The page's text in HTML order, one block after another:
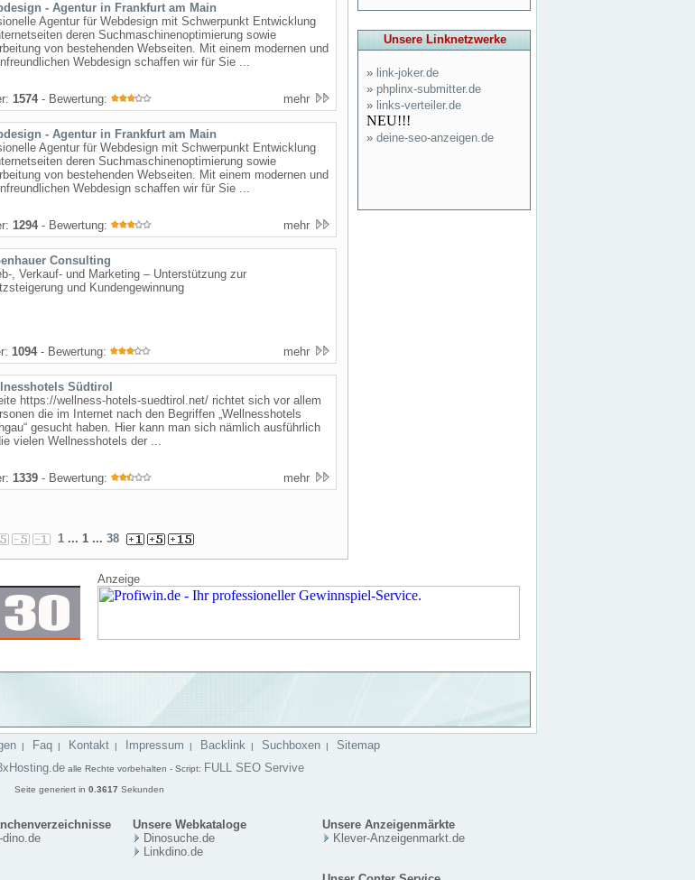
- Agentur in Frankfurt am Main
Agentur für Webdesign mit Schwerpunkt Entwicklung
deren Suchmaschinenoptimierung sowie
von bestehenden Webseiten. Mit einem modernen und
Webdesign schaffen wir für Sie ...
1574- Bewertung: mehr
- Agentur in Frankfurt am Main
Agentur für Webdesign mit Schwerpunkt Entwicklung
deren Suchmaschinenoptimierung sowie
von bestehenden Webseiten. Mit einem modernen und
Webdesign schaffen wir für Sie ...
1294- Bewertung: mehr
Consulting
, Verkauf- und Marketing – Unterstützung zur
und Kundengewinnung
1094- Bewertung: mehr
Südtirol
https://wellness-hotels-suedtirol.net/ richtet sich vor allem
die im Internet nach den Begriffen „Wellnesshotels
gesucht haben. Hier kann man sich nämlich ausführlich
vielen Wellnesshotels der ...
1339 - Bewertung: mehr
1 ... 1 ... 38
Unsere Linknetzwerke
» link-joker.de
» phplinx-submitter.de
» links-verteiler.de
NEU!!!
» deine-seo-anzeigen.de
Anzeige
| Faq| Kontakt| Impressum | Backlink | Suchboxen| Sitemap
alle Rechte vorbehalten - Script: FULL SEO Servive
Seite generiert in 0.3617 Sekunden
Unsere Webkataloge
Unsere Anzeigenmärkte
dino.de
Dinosuche.de
Linkdino.de
Klever-Anzeigenmarkt.de